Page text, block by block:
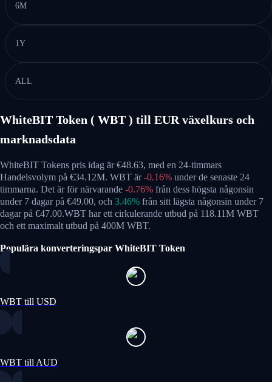
6M
1Y
ALL
WhiteBIT Token ( WBT ) till EUR växelkurs och
marknadsdata
WhiteBIT Tokens pris idag är €48.63, med en 24-timmars
Handelsvolym på €34.12M. WBT är-0.16% under de senaste 24
timmarna. Det är för närvarande -0.76% från dess högsta någonsin
under 7 dagar på €49.00, och 3.46% från sitt lägsta någonsin under 7
dagar på €47.00.WBT har ett cirkulerande utbud på 118.11M WBT
och ett maximalt utbud på 400M WBT.
Populära konverteringspar WhiteBIT Token
WBT till USD
WBT till AUD